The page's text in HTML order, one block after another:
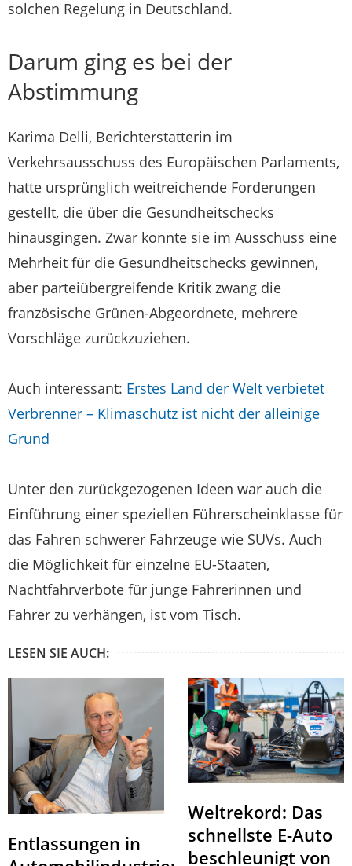
solchen Regelung in Deutschland.
Darum ging es bei der
Abstimmung
Karima Delli, Berichterstatterin im
Verkehrsausschuss des Europäischen Parlaments,
hatte ursprünglich weitreichende Forderungen
gestellt, die über die Gesundheitschecks
hinausgingen. Zwar konnte sie im Ausschuss eine
Mehrheit für die Gesundheitschecks gewinnen,
aber parteiübergreifende Kritik zwang die
französische Grünen-Abgeordnete, mehrere
Vorschläge zurückzuziehen.
Auch interessant: Erstes Land der Welt verbietet
Verbrenner – Klimaschutz ist nicht der alleinige
Grund
Unter den zurückgezogenen Ideen war auch die
Einführung einer speziellen Führerscheinklasse für
das Fahren schwerer Fahrzeuge wie SUVs. Auch
die Möglichkeit für einzelne EU-Staaten,
Nachtfahrverbote für junge Fahrerinnen und
Fahrer zu verhängen, ist vom Tisch.
LESEN SIE AUCH:
Entlassungen in
Weltrekord: Das
schnellste E-Auto
beschleunigt von